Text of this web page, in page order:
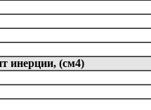
инерции, (см4)